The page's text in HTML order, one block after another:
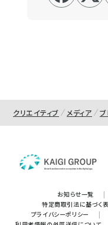
クリエイティブ メディア ブ
お知らせ一覧 |
特定商取引法に基づく
プライバシーポリシー
|